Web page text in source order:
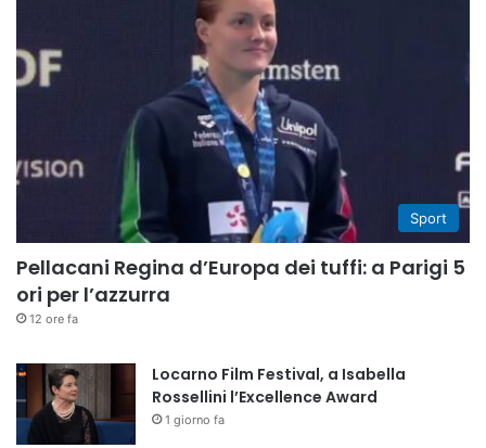
Sport
Pellacani Regina d’Europa dei tuffi: a Parigi 5
ori per l’azzurra
12 ore fa
Locarno Film Festival, a Isabella
Rossellini l’Excellence Award
1 giorno fa